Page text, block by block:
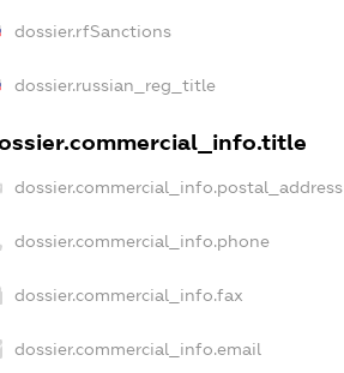
dossier.rfSanctions
dossier.russian_reg_title
dossier.commercial_info.postal_address
dossier.commercial_info.phone
dossier.commercial_info.fax
dossier.commercial_info.email